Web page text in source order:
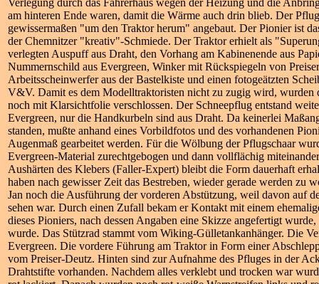
Verlegung durch das Fahrerhaus wegen der Heizung und die
am hinteren Ende waren, damit die Wärme auch drin blieb. Der
gewissermaßen "um den Traktor herum" angebaut. Der Pionier ist
der Chemnitzer "kreativ"-Schmiede. Der Traktor erhielt als
verlegten Auspuff aus Draht, den Vorhang am Kabinenende aus
Nummernschild aus Evergreen, Winker mit Rückspiegeln von
Arbeitsscheinwerfer aus der Bastelkiste und einen fotogeätzten
V&V. Damit es dem Modelltraktoristen nicht zu zugig wird, wurden
noch mit Klarsichtfolie verschlossen. Der Schneepflug entstand
Evergreen, nur die Handkurbeln sind aus Draht. Da keinerlei
standen, mußte anhand eines Vorbildfotos und des vorhandenen
Augenmaß gearbeitet werden. Für die Wölbung der Pflugschaar
Evergreen-Material zurechtgebogen und dann vollflächig
Aushärten des Klebers (Faller-Expert) bleibt die Form dauerhaft
haben nach gewisser Zeit das Bestreben, wieder gerade werden zu
Jan noch die Ausführung der vorderen Abstützung, weil davon auf
sehen war. Durch einen Zufall bekam er Kontakt mit einem
dieses Pioniers, nach dessen Angaben eine Skizze angefertigt
wurde. Das Stützrad stammt vom Wiking-Gülletankanhänger. Die
Evergreen. Die vordere Führung am Traktor in Form einer
vom Preiser-Deutz. Hinten sind zur Aufnahme des Pfluges in der
Drahtstifte vorhanden. Nachdem alles verklebt und trocken war